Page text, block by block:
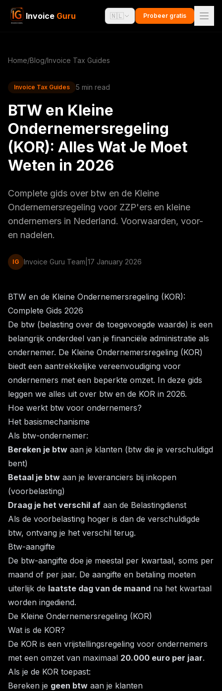
Invoice Guru 🇳🇱 Probeer gratis
Home/Blog/Invoice Tax Guides
Invoice Tax Guides 5 min read
BTW en Kleine
Ondernemersregeling
(KOR): Alles Wat Je Moet
Weten in 2026
Complete gids over btw en de Kleine
Ondernemersregeling voor ZZP'ers en kleine
ondernemers in Nederland. Voorwaarden, voor-
en nadelen.
IG Invoice Guru Team 17 January 2026
BTW en de Kleine Ondernemersregeling (KOR):
Complete Gids 2026
De btw (belasting over de toegevoegde waarde) is een
belangrijk onderdeel van je financiële administratie als
ondernemer. De Kleine Ondernemersregeling (KOR)
biedt een aantrekkelijke vereenvoudiging voor
ondernemers met een beperkte omzet. In deze gids
leggen we alles uit over btw en de KOR in 2026.
Hoe werkt btw voor ondernemers?
Het basismechanisme
Als btw-ondernemer:
Bereken je btw aan je klanten (btw die je verschuldigd
bent)
Betaal je btw aan je leveranciers bij inkopen
(voorbelasting)
Draag je het verschil af aan de Belastingdienst
Als de voorbelasting hoger is dan de verschuldigde
btw, ontvang je het verschil terug.
Btw-aangifte
De btw-aangifte doe je meestal per kwartaal, soms per
maand of per jaar. De aangifte en betaling moeten
uiterlijk de laatste dag van de maand na het kwartaal
worden ingediend.
De Kleine Ondernemersregeling (KOR)
Wat is de KOR?
De KOR is een vrijstellingsregeling voor ondernemers
met een omzet van maximaal 20.000 euro per jaar.
Als je de KOR toepast:
Bereken je geen btw aan je klanten